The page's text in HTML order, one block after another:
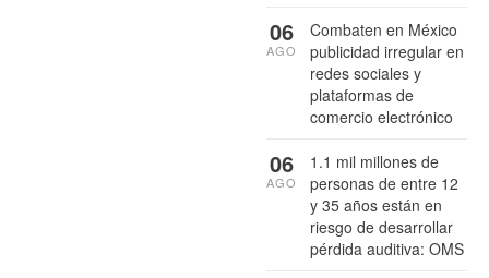
Combaten en México
publicidad irregular en
redes sociales y
plataformas de
comercio electrónico
06
AGO
1.1 mil millones de
personas de entre 12
y 35 años están en
riesgo de desarrollar
pérdida auditiva: OMS
06
AGO